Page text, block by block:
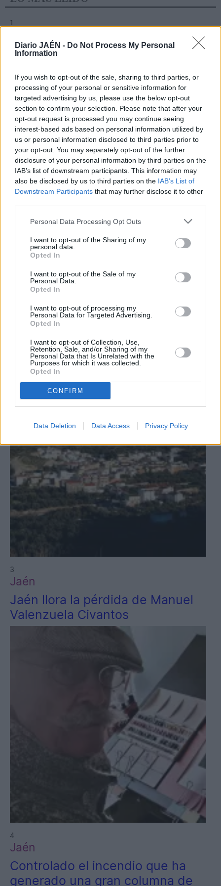
Diario JAÉN - Do Not Process My Personal
Information
If you wish to opt-out of the sale, sharing to third parties, or
processing of your personal or sensitive information for
targeted advertising by us, please use the below opt-out
section to confirm your selection. Please note that after your
opt-out request is processed you may continue seeing
interest-based ads based on personal information utilized by
us or personal information disclosed to third parties prior to
your opt-out. You may separately opt-out of the further
disclosure of your personal information by third parties on the
IAB’s list of downstream participants. This information may
also be disclosed by us to third parties on the IAB’s List of
Downstream Participants that may further disclose it to other
Personal Data Processing Opt Outs
I want to opt-out of the Sharing of my
personal data.
Opted In
I want to opt-out of the Sale of my
Personal Data.
Opted In
I want to opt-out of processing my
Personal Data for Targeted Advertising.
Opted In
I want to opt-out of Collection, Use,
Retention, Sale, and/or Sharing of my
Personal Data that Is Unrelated with the
Purposes for which it was collected.
Opted In
CONFIRM
Data Deletion Data Access Privacy Policy
1
Hallan sin vida al hombre
Estos son 5 de los pueblos con
Jaén
3
Jaén
Jaén llora la pérdida de Manuel
Valenzuela Civantos
4
Jaén
Controlado el incendio que ha
generado una gran columna de